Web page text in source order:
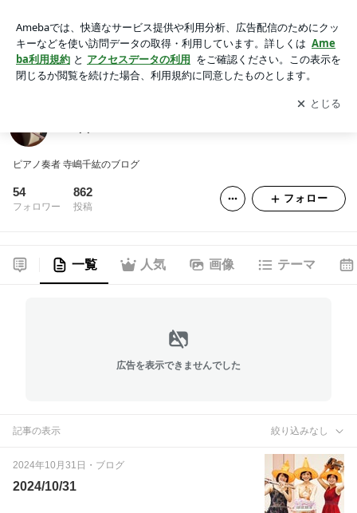
アプリをダウンロードして ブログの更新通知
を受け取りまし
ょう。
開く
ピアノ奏者 寺嶋千紘のブログ
54
フォロワー
862
投稿
フォロー
一覧 人気 画像 テーマ
広告を表示できませんでした
記事の表示 絞り込みなし
2024年10月31日 ・ ブログ
2024/10/31